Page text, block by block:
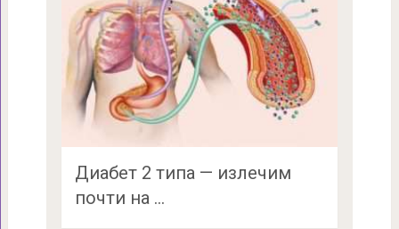
Диабет 2 типа — излечим
почти на …